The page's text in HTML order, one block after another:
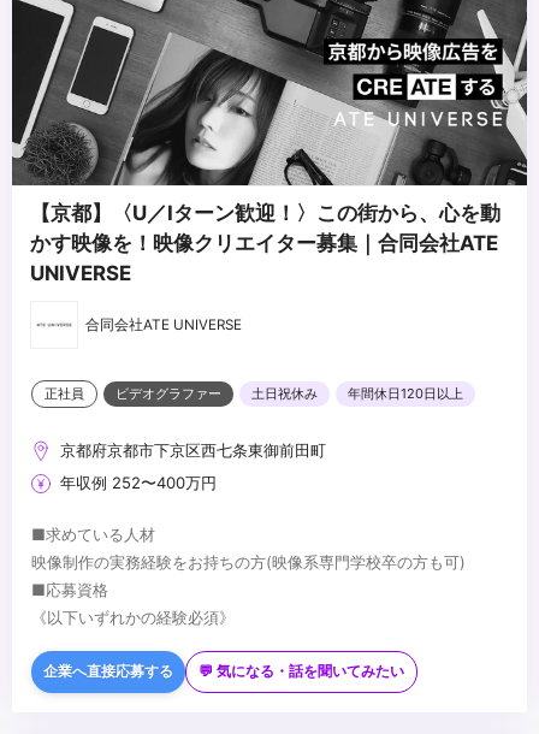
【京都】〈U／Iターン歓迎！〉この街から、心を動
かす映像を！映像クリエイター募集｜合同会社ATE
UNIVERSE
合同会社ATE UNIVERSE
正社員 ビデオグラファー 土日祝休み 年間休日120日以上
京都府京都市下京区西七条東御前田町
年収例 252〜400万円
■求めている人材
映像制作の実務経験をお持ちの方(映像系専門学校卒の方も可)
■応募資格
《以下いずれかの経験必須》
・Adobe Illustrator・Photoshop等のデザインソフトを使用できる
《以下の方歓迎》
企業へ直接応募する 💬 気になる・話を聞いてみたい